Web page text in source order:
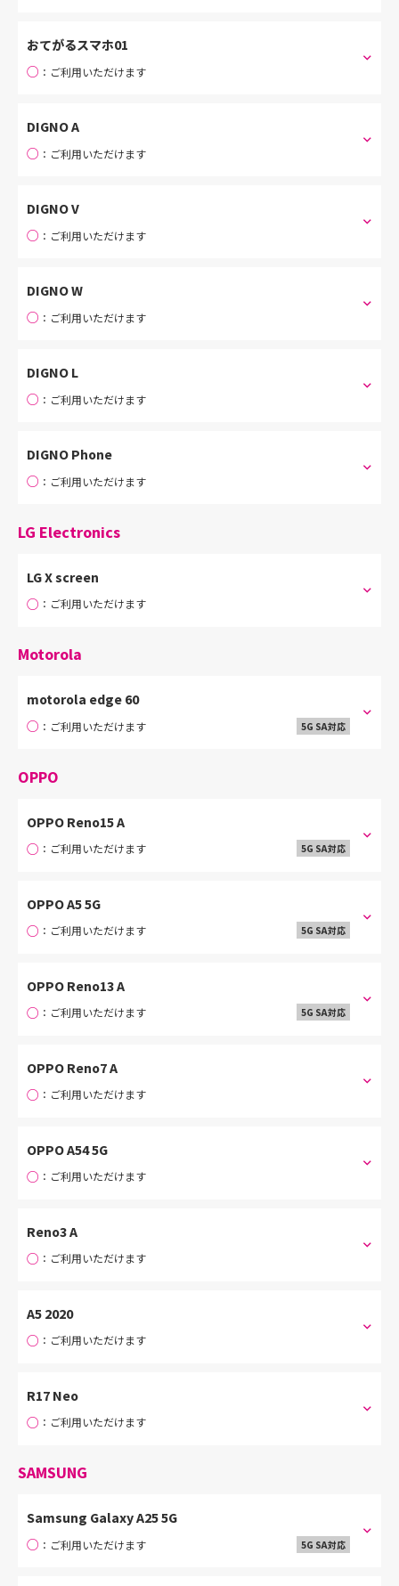
おてがるスマホ01
○ ：ご利用いただけます
DIGNO A
○ ：ご利用いただけます
DIGNO V
○ ：ご利用いただけます
DIGNO W
○ ：ご利用いただけます
DIGNO L
○ ：ご利用いただけます
DIGNO Phone
○ ：ご利用いただけます
LG Electronics
LG X screen
○ ：ご利用いただけます
Motorola
motorola edge 60
○ ：ご利用いただけます 5G SA対応
OPPO
OPPO Reno15 A
○ ：ご利用いただけます 5G SA対応
OPPO A5 5G
○ ：ご利用いただけます 5G SA対応
OPPO Reno13 A
○ ：ご利用いただけます 5G SA対応
OPPO Reno7 A
○ ：ご利用いただけます
OPPO A54 5G
○ ：ご利用いただけます
Reno3 A
○ ：ご利用いただけます
A5 2020
○ ：ご利用いただけます
R17 Neo
○ ：ご利用いただけます
SAMSUNG
Samsung Galaxy A25 5G
○ ：ご利用いただけます 5G SA対応